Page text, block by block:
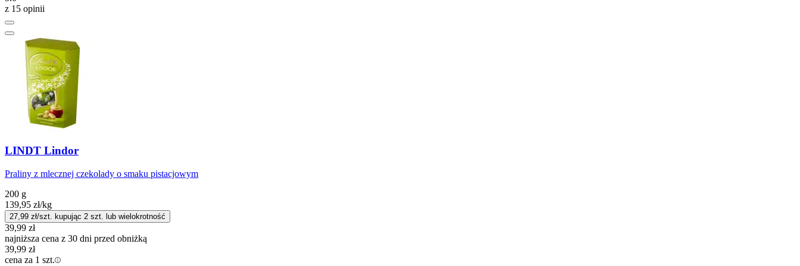
z 15 opinii
LINDT Lindor
Praliny z mlecznej czekolady o smaku pistacjowym
200 g
139,95 zł/kg
27,99 zł/szt. kupując 2 szt. lub wielokrotność
39,99 zł
najniższa cena z 30 dni przed obniżką
39,99 zł
cena za 1 szt.